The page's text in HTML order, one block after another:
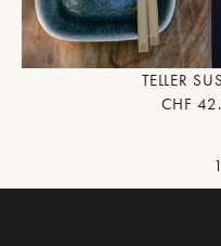
TELLER
CHF
1